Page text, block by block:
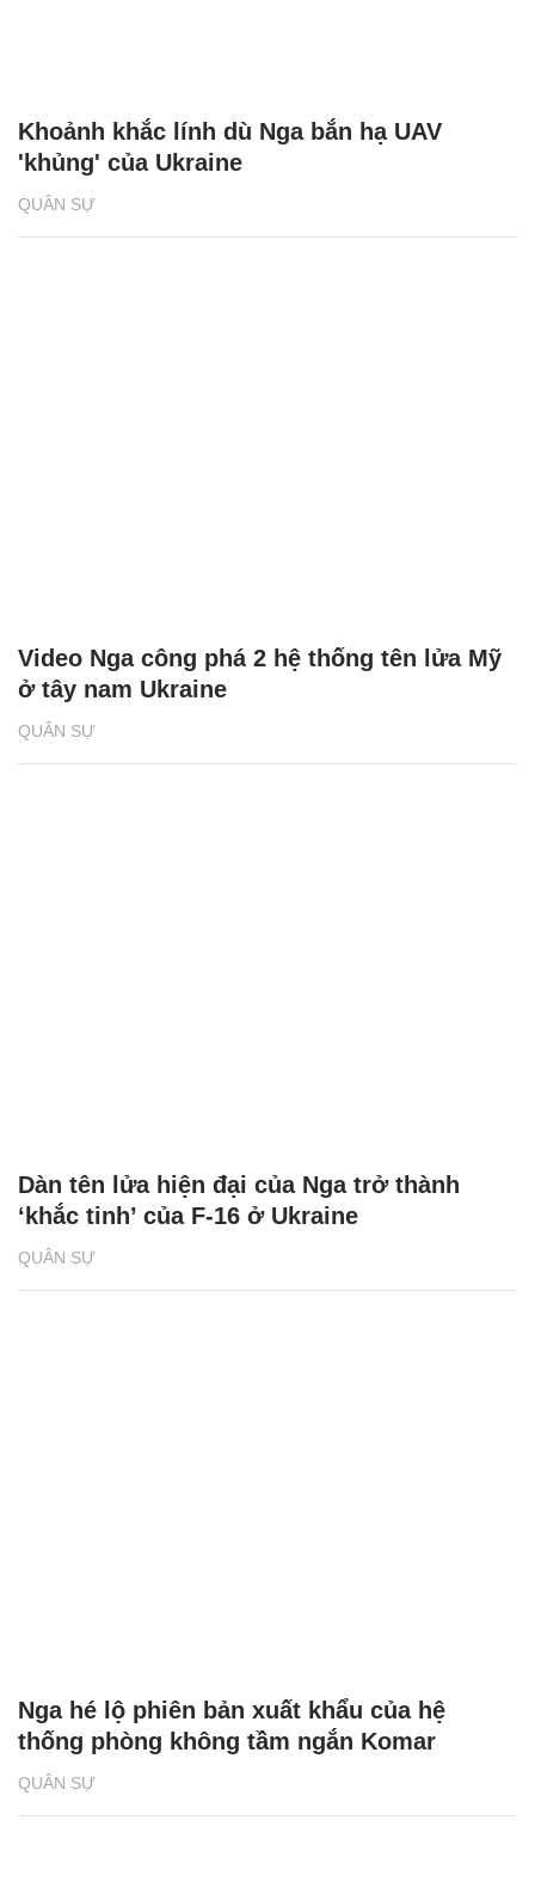
QUÂN SỰ
Khoảnh khắc lính dù Nga bắn hạ UAV
'khủng' của Ukraine
QUÂN SỰ
Video Nga công phá 2 hệ thống tên lửa Mỹ
ở tây nam Ukraine
QUÂN SỰ
Dàn tên lửa hiện đại của Nga trở thành
‘khắc tinh’ của F-16 ở Ukraine
QUÂN SỰ
Nga hé lộ phiên bản xuất khẩu của hệ
thống phòng không tầm ngắn Komar